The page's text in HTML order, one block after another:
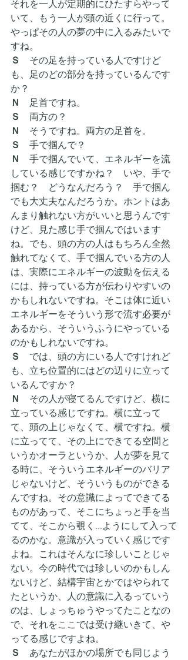
それを一人が定期的にひたすらやって
いて、もう一人が頭の近くに行って。
やっぱその人の夢の中に入るみたいで
すね。
Ｓ その足を持っている人ですけど
も、足のどの部分を持っているんです
か？
Ｎ
足首ですね。
Ｓ 両方の？
Ｎ
そうですね。両方の足首を。
Ｓ 手で掴んで？
Ｎ
手で掴んでいて、エネルギーを流
している感じですかね？　いや、手で
掴む？　どうなんだろう？　手で掴ん
でも大丈夫なんだろうか。ホントはあ
んまり触れない方がいいと思うんです
けど、見た感じ手で掴んではいます
ね。でも、頭の方の人はもちろん全然
触れてなくて、手で掴んでいる方の人
は、実際にエネルギーの波動を伝える
には、持っている方が伝わりやすいの
かもしれないですね。そこは体に近い
エネルギーをそういう形で流す必要が
あるから、そういうふうにやっている
のかもしれないですね。
Ｓ では、頭の方にいる人ですけれど
も、立ち位置的にはどの辺りに立って
いるんですか？
Ｎ
その人が寝てるんですけど、横に
立っている感じですね。横に立って
て、頭の上じゃなくて、横ですね。横
に立ってて、その上にできてる空間と
いうかオーラというか、人が夢を見て
る時に、そういうエネルギーのバリア
じゃないけど、そういうものができる
んですね。その意識によってできてる
ものがあって、そこにちょっと手を当
てて、そこから覗く…ようにして入って
るのかな。意識が入っていく感じです
よね。これはそんなに珍しいことじゃ
ない。今の時代では珍しいのかもしん
ないけど、結構宇宙とかではやられて
たというか、人の意識に入るっていう
のは、しょっちゅうやってたことなの
で、それをここでは受け継いきて、や
ってる感じですよね。
Ｓ あなたがほかの場所でも同じよう